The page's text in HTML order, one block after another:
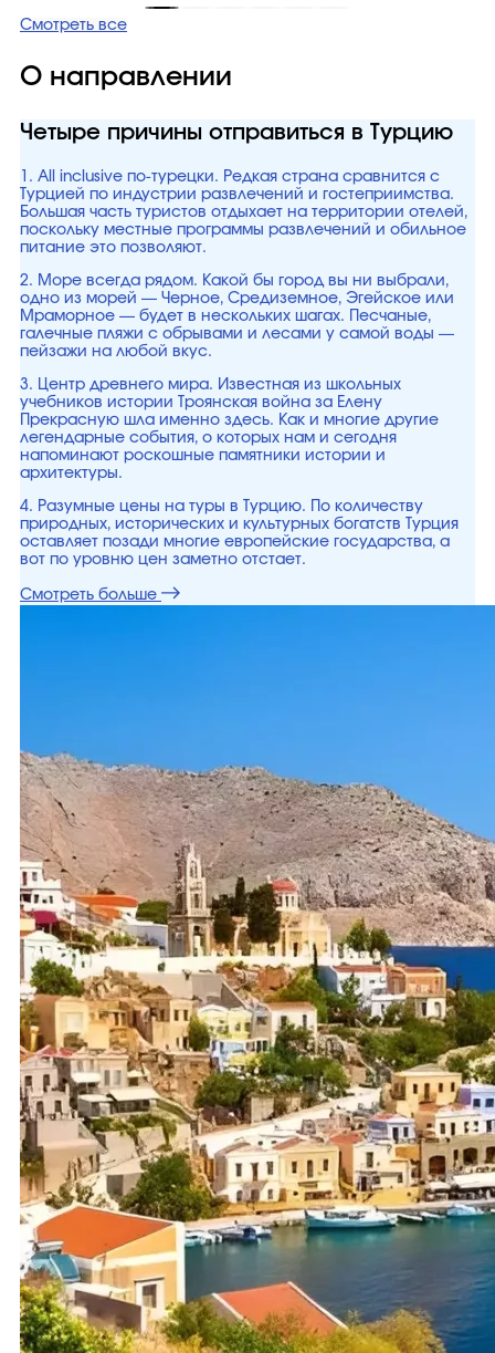
Смотреть все
О направлении
Четыре причины отправиться в Турцию
1. All inclusive по-турецки. Редкая страна сравнится с
Турцией по индустрии развлечений и гостеприимства.
Большая часть туристов отдыхает на территории отелей,
поскольку местные программы развлечений и обильное
питание это позволяют.
2. Море всегда рядом. Какой бы город вы ни выбрали,
одно из морей — Черное, Средиземное, Эгейское или
Мраморное — будет в нескольких шагах. Песчаные,
галечные пляжи с обрывами и лесами у самой воды —
пейзажи на любой вкус.
3. Центр древнего мира. Известная из школьных
учебников истории Троянская война за Елену
Прекрасную шла именно здесь. Как и многие другие
легендарные события, о которых нам и сегодня
напоминают роскошные памятники истории и
архитектуры.
4. Разумные цены на туры в Турцию. По количеству
природных, исторических и культурных богатств Турция
оставляет позади многие европейские государства, а
вот по уровню цен заметно отстает.
Смотреть больше